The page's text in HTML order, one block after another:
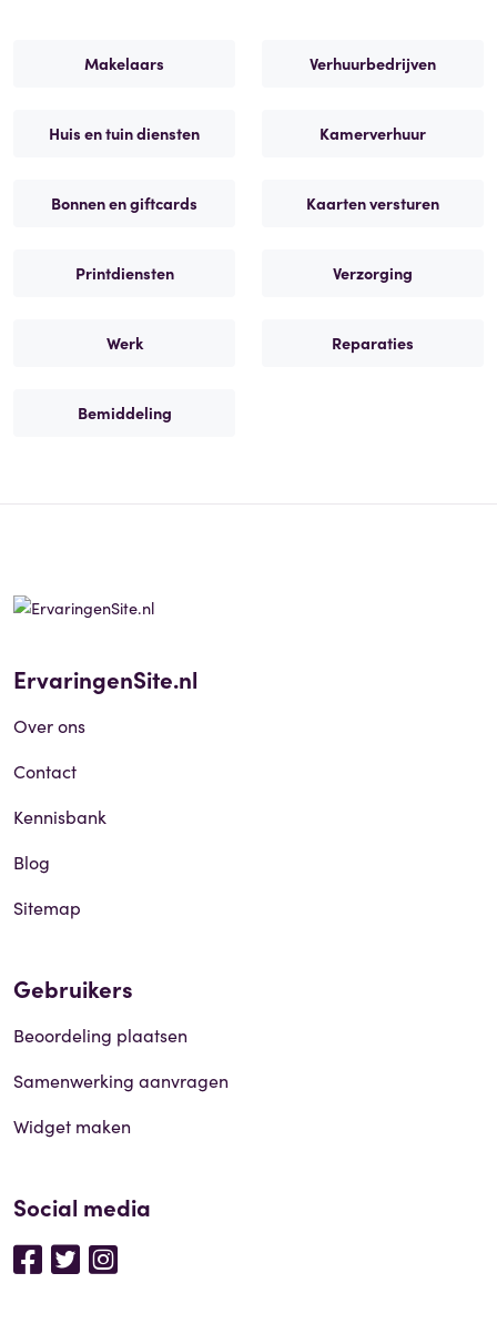
Makelaars Verhuurbedrijven
Huis en tuin diensten Kamerverhuur
Bonnen en giftcards Kaarten versturen
Printdiensten Verzorging
Werk Reparaties
Bemiddeling
ErvaringenSite.nl
Over ons
Contact
Kennisbank
Blog
Sitemap
Gebruikers
Beoordeling plaatsen
Samenwerking aanvragen
Widget maken
Social media